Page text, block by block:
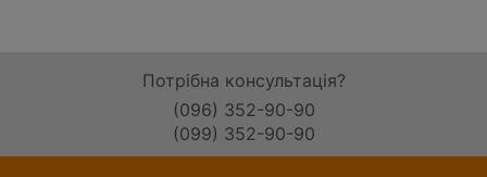
Потрібна консультація?
(096) 352-90-90
(099) 352-90-90